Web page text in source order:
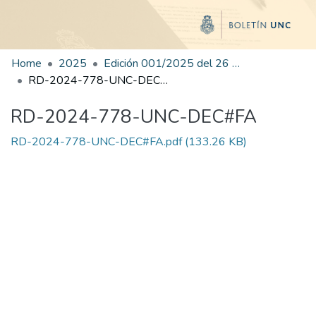
Home 2025
Edición 001/2025 del 26 de mayo de 2025
RD-2024-778-UNC-DEC#FA
RD-2024-778-UNC-DEC#FA
RD-2024-778-UNC-DEC#FA.pdf(133.26 KB)